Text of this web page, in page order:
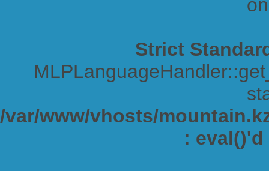
Strict
/var/www/vhosts/
: